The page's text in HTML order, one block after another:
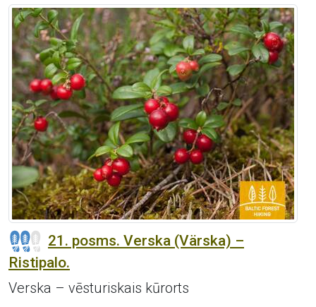
21. posms. Verska (Värska) –
Ristipalo.
Verska – vēsturiskais kūrorts